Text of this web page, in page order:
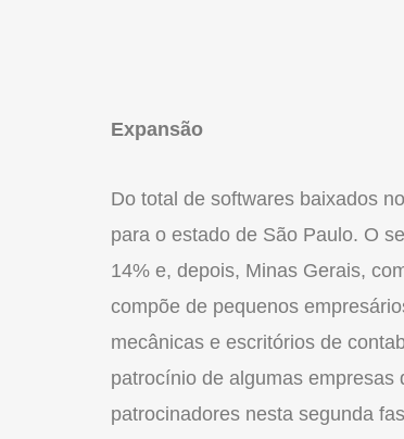
Expansão
Do total de softwares baixados
para o estado de São Paulo. O
14% e, depois, Minas Gerais,
compõe de pequenos
mecânicas e escritórios de
patrocínio de algumas
patrocinadores nesta segunda